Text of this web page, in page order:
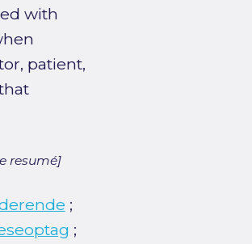
with
patient,
resumé]
;
;